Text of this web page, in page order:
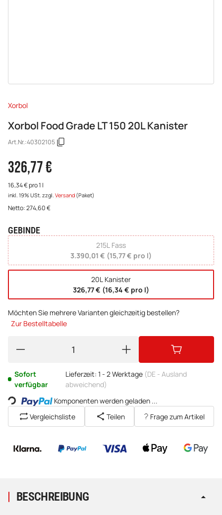
Xorbol
Xorbol Food Grade LT 150 20L Kanister
Art.Nr.:40302105
326,77 €
16,34 € pro 1 l
inkl. 19% USt. zzgl. Versand (Paket)
Netto:274,60€
GEBINDE
wählen
215L Fass
3.390,01 € (15,77 € pro l)
20L Kanister
326,77 € (16,34 € pro l)
Möchten Sie mehrere Varianten gleichzeitig bestellen?
Zur Bestelltabelle
Sofort
verfügbar
Lieferzeit: 1 - 2 Werktage (DE - Ausland
abweichend)
Loading...
Komponenten werden geladen ...
Vergleichsliste
Teilen Frage zum Artikel
BESCHREIBUNG